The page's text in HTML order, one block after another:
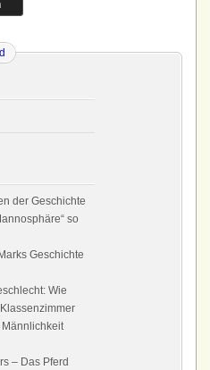
der Geschichte
so
Geschichte
Wie
– Das Pferd